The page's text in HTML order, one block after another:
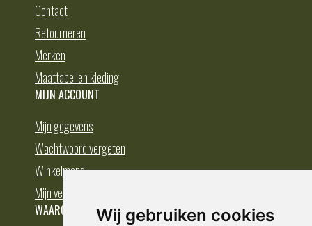
Wij gebruiken cookies
Contact
Retourneren
Merken
Maattabellen kleding
MIJN ACCOUNT
Mijn gegevens
Wachtwoord vergeten
Winkelmand
Mijn verlanglijst
WAAROM BESTELLEN BIJ DEDUMP.NL